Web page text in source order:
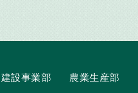
建設事業部 農業生産部